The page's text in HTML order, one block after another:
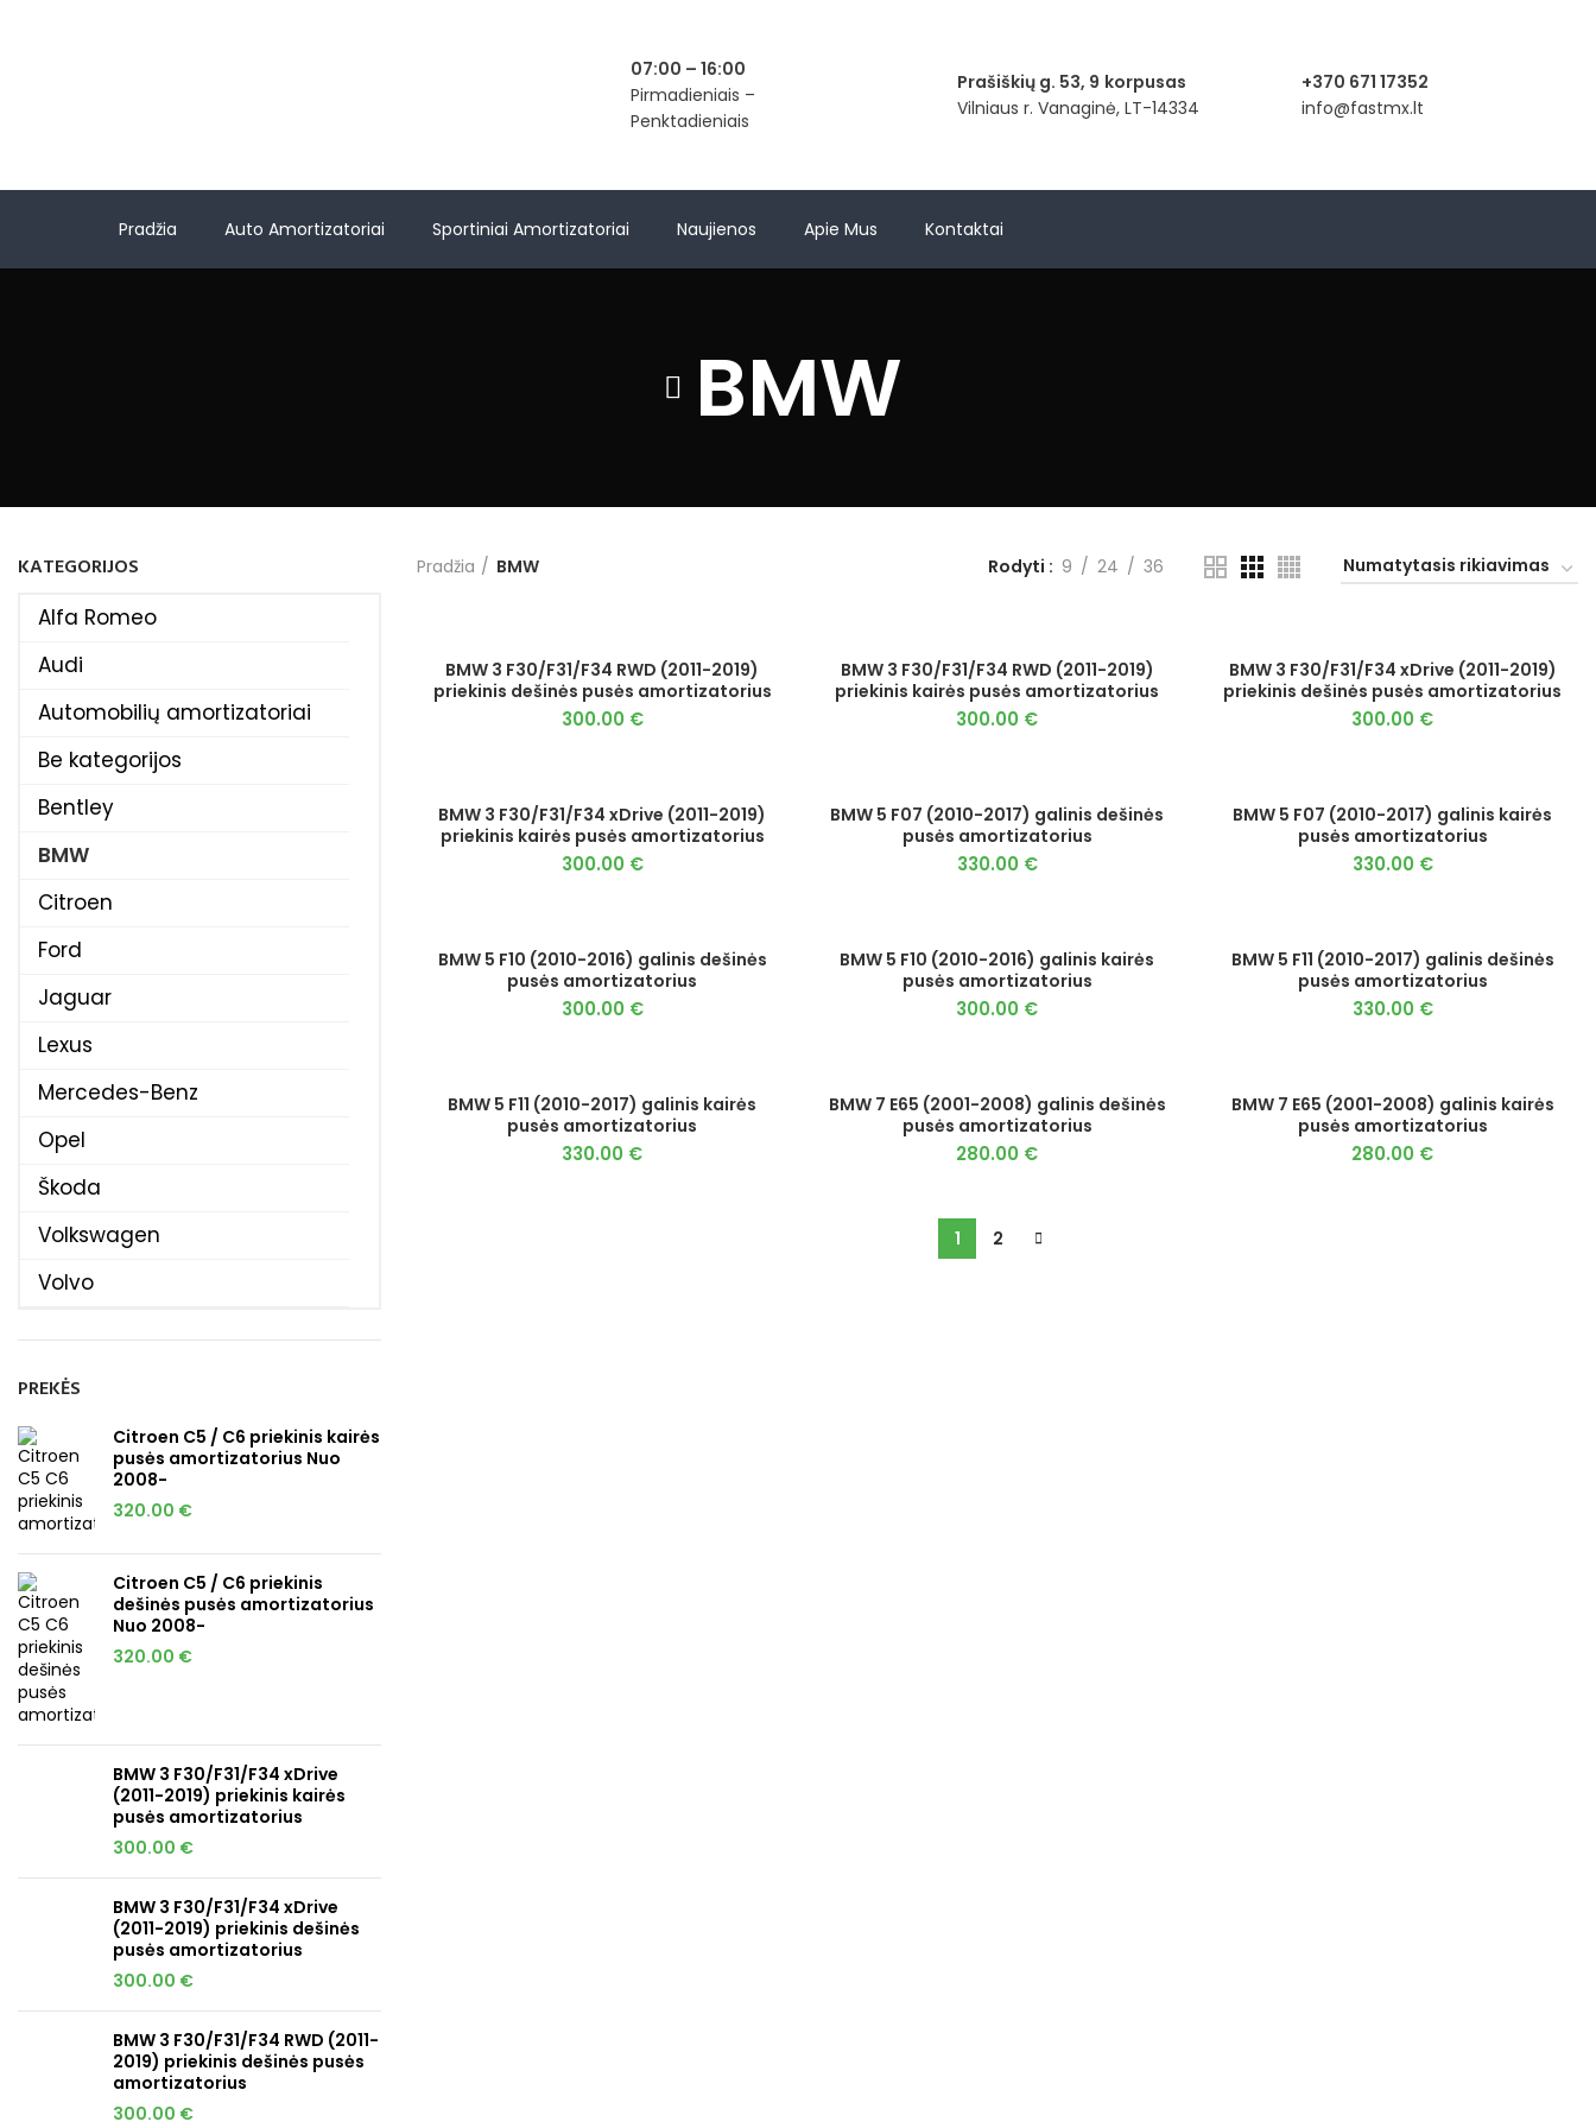
07:00 – 16:00
Pirmadieniais –
Penktadieniais
Prašiškių g. 53, 9 korpusas
Vilniaus r. Vanaginė, LT-14334
+370 671 17352
info@fastmx.lt
Pradžia Auto Amortizatoriai Sportiniai Amortizatoriai Naujienos Apie Mus Kontaktai
BMW
KATEGORIJOS
Alfa Romeo
Audi
Automobilių amortizatoriai
Be kategorijos
Bentley
BMW
Citroen
Ford
Jaguar
Lexus
Mercedes-Benz
Opel
Škoda
Volkswagen
Volvo
PREKĖS
Citroen C5 / C6 priekinis kairės
pusės amortizatorius Nuo
2008-
320.00 €
Citroen C5 / C6 priekinis
dešinės pusės amortizatorius
Nuo 2008-
320.00 €
BMW 3 F30/F31/F34 xDrive
(2011-2019) priekinis kairės
pusės amortizatorius
300.00 €
BMW 3 F30/F31/F34 xDrive
(2011-2019) priekinis dešinės
pusės amortizatorius
300.00 €
BMW 3 F30/F31/F34 RWD (2011-
2019) priekinis dešinės pusės
amortizatorius
300.00 €
Pradžia BMW Rodyti 9 24 36
BMW 3 F30/F31/F34 RWD (2011-2019)
priekinis dešinės pusės amortizatorius
300.00 €
BMW 3 F30/F31/F34 RWD (2011-2019)
priekinis kairės pusės amortizatorius
300.00 €
BMW 3 F30/F31/F34 xDrive (2011-2019)
priekinis dešinės pusės amortizatorius
300.00 €
BMW 3 F30/F31/F34 xDrive (2011-2019)
priekinis kairės pusės amortizatorius
300.00 €
BMW 5 F07 (2010-2017) galinis dešinės
pusės amortizatorius
330.00 €
BMW 5 F07 (2010-2017) galinis kairės
pusės amortizatorius
330.00 €
BMW 5 F10 (2010-2016) galinis dešinės
pusės amortizatorius
300.00 €
BMW 5 F10 (2010-2016) galinis kairės
pusės amortizatorius
300.00 €
BMW 5 F11 (2010-2017) galinis dešinės
pusės amortizatorius
330.00 €
BMW 5 F11 (2010-2017) galinis kairės
pusės amortizatorius
330.00 €
BMW 7 E65 (2001-2008) galinis dešinės
pusės amortizatorius
280.00 €
BMW 7 E65 (2001-2008) galinis kairės
pusės amortizatorius
280.00 €
1 2